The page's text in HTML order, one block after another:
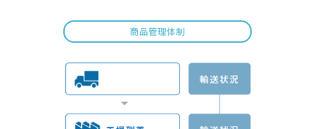
商品管理体制